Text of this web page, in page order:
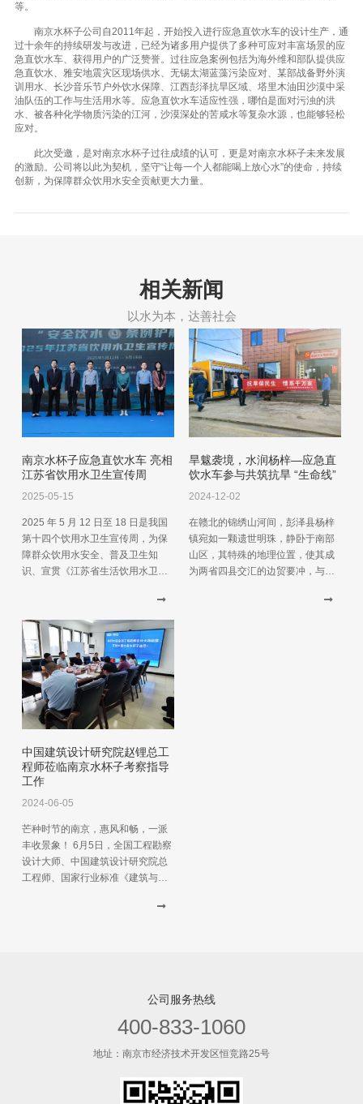
等。
南京水杯子公司自2011年起，开始投入进行应急直饮水车的设计生产，通
过十余年的持续研发与改进，已经为诸多用户提供了多种可应对丰富场景的应
急直饮水车、获得用户的广泛赞誉。过往应急案例包括为海外维和部队提供应
急直饮水、雅安地震灾区现场供水、无锡太湖蓝藻污染应对、某部战备野外演
训用水、长沙音乐节户外饮水保障、江西彭泽抗旱区域、塔里木油田沙漠中采
油队伍的工作与生活用水等。应急直饮水车适应性强，哪怕是面对污浊的洪
水、被各种化学物质污染的江河，沙漠深处的苦咸水等复杂水源，也能够轻松
应对。
此次受邀，是对南京水杯子过往成绩的认可，更是对南京水杯子未来发展
的激励。公司将以此为契机，坚守“让每一个人都能喝上放心水”的使命，持续
创新，为保障群众饮用水安全贡献更大力量。
相关新闻
以水为本，达善社会
南京水杯子应急直饮水车 亮相
江苏省饮用水卫生宣传周
2025-05-15
2025 年 5 月 12 日至 18 日是我国
第十四个饮用水卫生宣传周，为保
障群众饮用水安全、普及卫生知
识、宣贯《江苏省生活饮用水卫生
卫生健康委、省疾病预防控制局主
办的“2025 年生活饮用水卫生宣传
周启动仪式”在南京鼓楼吾悦广场盛
大启幕。南京水杯子净水科技有限
公司受邀参与了本次活动，并在会
上作为净水行业代表进行了发言。
旱魃袭境，水润杨梓—应急直
饮水车参与共筑抗旱 “生命线”
2024-12-02
在赣北的锦绣山河间，彭泽县杨梓
镇宛如一颗遗世明珠，静卧于南部
山区，其特殊的地理位置，使其成
为两省四县交汇的边贸要冲，与安
谢家滩和响水滩乡、都昌县大港镇
中国建筑设计研究院赵锂总工
程师莅临南京水杯子考察指导
工作
2024-06-05
芒种时节的南京，惠风和畅，一派
丰收景象！ 6月5日，全国工程勘察
设计大师、中国建筑设计研究院总
工程师、国家行业标准《建筑与小
起草人赵锂一行，莅临中国水务南
公司服务热线
400-833-1060
地址：南京市经济技术开发区恒竞路25号